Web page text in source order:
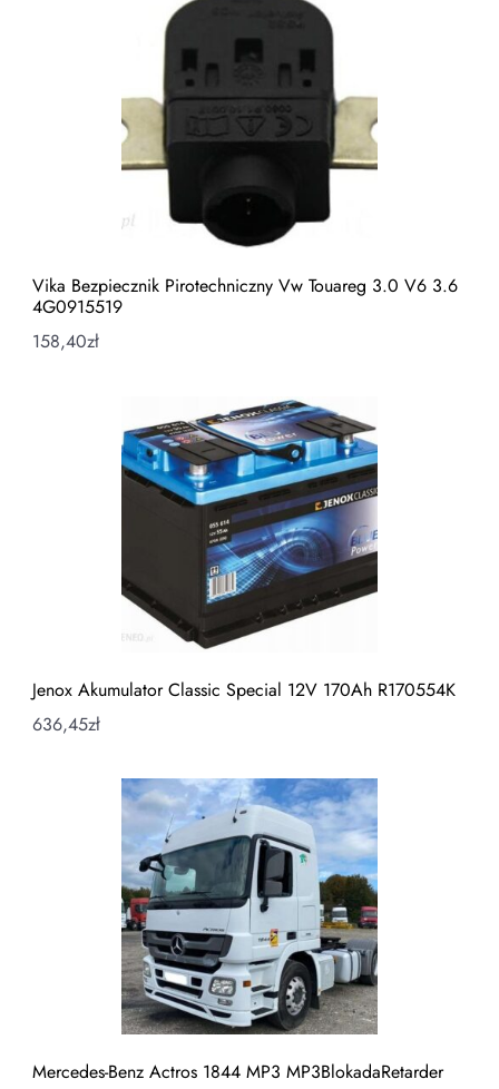
Vika Bezpiecznik Pirotechniczny Vw Touareg 3.0 V6 3.6
4G0915519
158,40zł
Jenox Akumulator Classic Special 12V 170Ah R170554K
636,45zł
Mercedes-Benz Actros 1844 MP3 MP3BlokadaRetarder